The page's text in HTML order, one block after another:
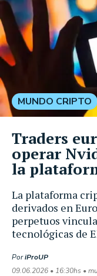
La plataforma
derivados en
perpetuos
tecnológicas de
PoriProUP
09.06.2026 • 16:30hs •
MUNDO CRIPTO
Traders
operar
la